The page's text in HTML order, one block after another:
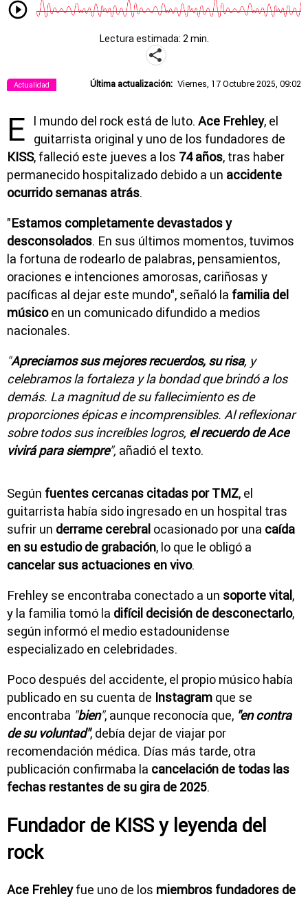
Lectura estimada: 2 min.
Actualidad Última actualización: Viernes, 17 Octubre 2025, 09:02
E l mundo del rock está de luto. Ace Frehley, el
guitarrista original y uno de los fundadores de
KISS, falleció este jueves a los 74 años, tras haber
permanecido hospitalizado debido a un accidente
ocurrido semanas atrás.
"Estamos completamente devastados y
desconsolados. En sus últimos momentos, tuvimos
la fortuna de rodearlo de palabras, pensamientos,
oraciones e intenciones amorosas, cariñosas y
pacíficas al dejar este mundo", señaló la familia del
músicoen un comunicado difundido a medios
nacionales.
"Apreciamos sus mejores recuerdos, su risa, y
celebramos la fortaleza y la bondad que brindó a los
demás. La magnitud de su fallecimiento es de
proporciones épicas e incomprensibles. Al reflexionar
sobre todos sus increíbles logros, el recuerdo de Ace
vivirá para siempre", añadió el texto.
Según fuentes cercanas citadas por TMZ, el
guitarrista había sido ingresado en un hospital tras
sufrir un derrame cerebral ocasionado por una caída
en su estudio de grabación, lo que le obligó a
cancelar sus actuaciones en vivo.
Frehley se encontraba conectado a un soporte vital,
y la familia tomó la difícil decisión de desconectarlo,
según informó el medio estadounidense
especializado en celebridades.
Poco después del accidente, el propio músico había
publicado en su cuenta de Instagram que se
encontraba "bien", aunque reconocía que, "en contra
de su voluntad", debía dejar de viajar por
recomendación médica. Días más tarde, otra
publicación confirmaba la cancelación de todas las
fechas restantes de su gira de 2025.
Fundador de KISS y leyenda del
rock
Ace Frehleyfue uno de los miembros fundadores de